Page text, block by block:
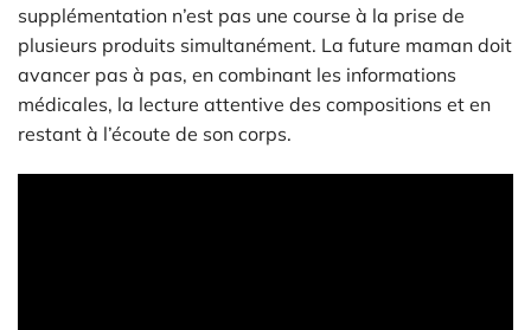
supplémentation n’est pas une course à la prise de
plusieurs produits simultanément. La future maman doit
avancer pas à pas, en combinant les informations
médicales, la lecture attentive des compositions et en
restant à l’écoute de son corps.